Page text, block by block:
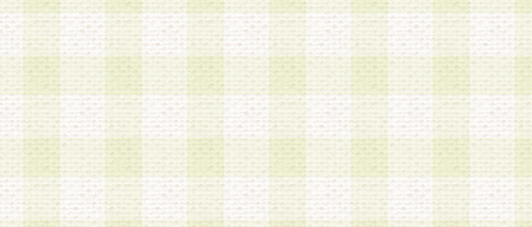
c.モバイルリサーチ、またはグループ形式による
実施もしくは運営
d.その他これらに付随する業務
4.会員は、住所、電話番号その他の登録情報につ
合は、速やかに当社所定の変更手続きを行うもの
5.当社は、必要と認めた場合、会員に対して、電